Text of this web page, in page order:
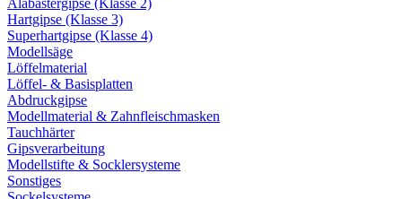
Alabastergipse (Klasse 2)
Hartgipse (Klasse 3)
Superhartgipse (Klasse 4)
Modellsäge
Löffelmaterial
Löffel- & Basisplatten
Abdruckgipse
Modellmaterial & Zahnfleischmasken
Tauchhärter
Gipsverarbeitung
Modellstifte & Socklersysteme
Sonstiges